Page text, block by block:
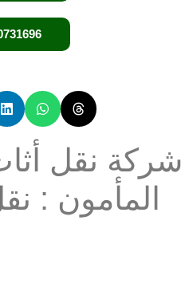
شركة نقل
المأمون :